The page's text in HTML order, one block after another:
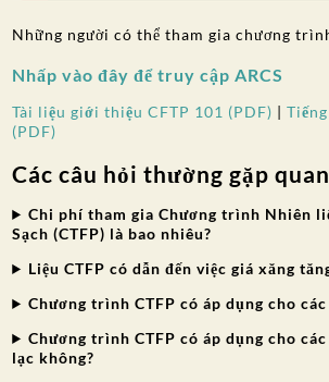
Những người có thể tham gia chương
Nhấp vào đây để truy cập ARCS
Tài liệu giới thiệu CFTP 101 (PDF) |
(PDF)
Các câu hỏi thường gặp
Chi phí tham gia Chương trình Nhiên
Sạch (CTFP) là bao nhiêu?
Liệu CTFP có dẫn đến việc giá xăng
Chương trình CTFP có áp dụng cho
Chương trình CTFP có áp dụng cho
lạc không?